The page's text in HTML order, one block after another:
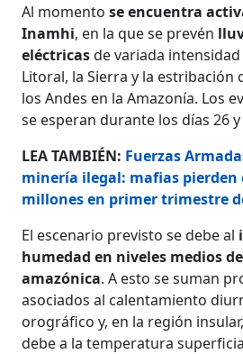
Al momentose encuentra
Inamhi, en la que se prevén
eléctricasde variada
Litoral, la Sierra y la estribación
los Andes en la Amazonía. Los
se esperan durante los días 26
LEA TAMBIÉN: Fuerzas
minería ilegal: mafias pierden
millones en primer trimestre
El escenario previsto se debe al
humedad en niveles medios
amazónica. A esto se suman
asociados al calentamiento
orográfico y, en la región
debe a la temperatura